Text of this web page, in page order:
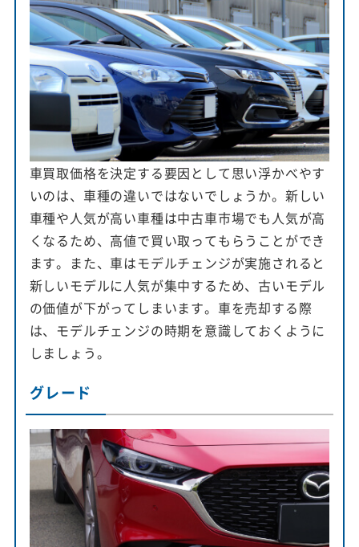
車買取価格を決定する要因として思い浮かべやす
いのは、車種の違いではないでしょうか。新しい
車種や人気が高い車種は中古車市場でも人気が高
くなるため、高値で買い取ってもらうことができ
ます。また、車はモデルチェンジが実施されると
新しいモデルに人気が集中するため、古いモデル
の価値が下がってしまいます。車を売却する際
は、モデルチェンジの時期を意識しておくように
しましょう。
グレード